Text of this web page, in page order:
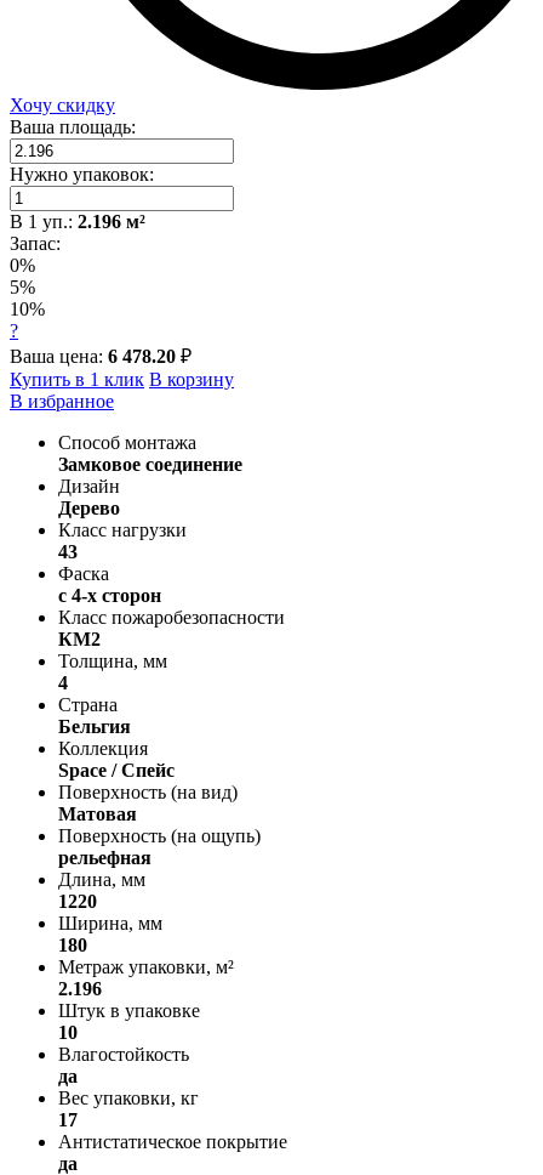
Хочу скидку
Ваша площадь:
Нужно упаковок:
В 1 уп.: 2.196 м²
Запас:
0%
5%
10%
?
Ваша цена: 6 478.20 ₽
Купить в 1 клик В корзину
В избранное
Способ монтажа
Замковое соединение
Дизайн
Дерево
Класс нагрузки
43
Фаска
с 4-х сторон
Класс пожаробезопасности
КМ2
Толщина, мм
4
Страна
Бельгия
Коллекция
Space / Спейс
Поверхность (на вид)
Матовая
Поверхность (на ощупь)
рельефная
Длина, мм
1220
Ширина, мм
180
Метраж упаковки, м²
2.196
Штук в упаковке
10
Влагостойкость
да
Вес упаковки, кг
17
Антистатическое покрытие
да